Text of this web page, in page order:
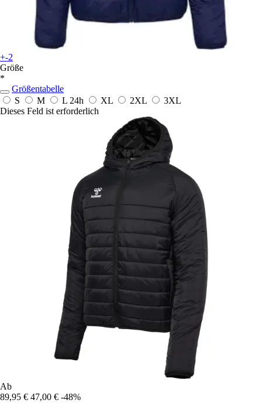
+-2
Größe
*
Größentabelle
S
M L 24h XL 2XL
3XL
Dieses Feld ist erforderlich
Ab
89,95 € 47,00 € -48%